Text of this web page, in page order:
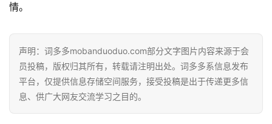
情。
声明：词多多mobanduoduo.com部分文字图片内容来源于会
员投稿，版权归其所有，转载请注明出处。词多多系信息发布
平台，仅提供信息存储空间服务，接受投稿是出于传递更多信
息、供广大网友交流学习之目的。